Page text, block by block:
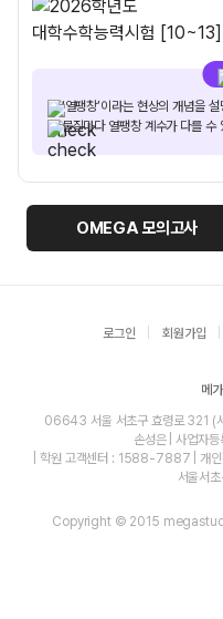
‘열팽창’이라는 현상의 개념을
물질마다 열팽창 계수가 다를 수
OMEGA모의고사
로그인 회원가입
메
06643 서울 서초구 효령로 321 (
손성은 | 사업
| 학원 고객센터 : 1588-7887 | 개인
서울서
Copyright © 2015